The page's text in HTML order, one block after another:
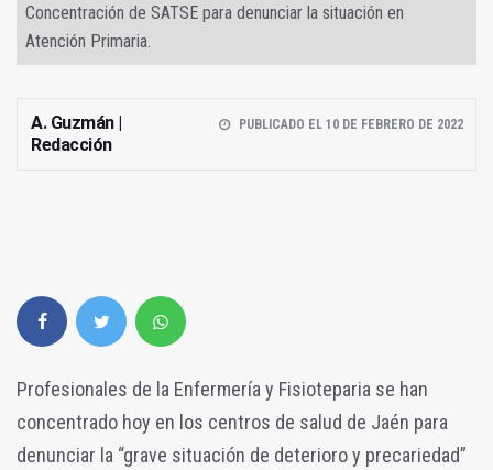
Concentración de SATSE para denunciar la situación en
Atención Primaria.
A. Guzmán |
Redacción
PUBLICADO EL 10 DE FEBRERO DE 2022
Profesionales de la Enfermería y Fisioteparia se han
concentrado hoy en los centros de salud de Jaén para
denunciar la “grave situación de deterioro y precariedad”